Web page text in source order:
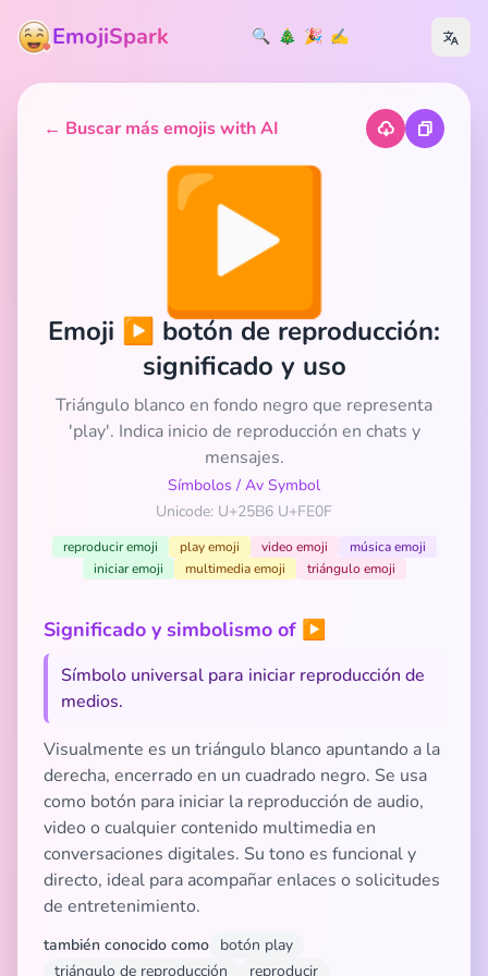
EmojiSpark 🔍 🎄 🎉 ✍️
← Buscar más emojis with AI
▶️
Emoji ▶️ botón de reproducción:
significado y uso
Triángulo blanco en fondo negro que representa
'play'. Indica inicio de reproducción en chats y
mensajes.
Símbolos / Av Symbol
Unicode: U+25B6 U+FE0F
reproducir emoji play emoji video emoji
música emoji
iniciar emoji
multimedia emoji triángulo emoji
Significado y simbolismo of ▶️
Símbolo universal para iniciar reproducción de
medios.
Visualmente es un triángulo blanco apuntando a la
derecha, encerrado en un cuadrado negro. Se usa
como botón para iniciar la reproducción de audio,
video o cualquier contenido multimedia en
conversaciones digitales. Su tono es funcional y
directo, ideal para acompañar enlaces o solicitudes
de entretenimiento.
también conocido como botón play
triángulo de reproducción
reproducir